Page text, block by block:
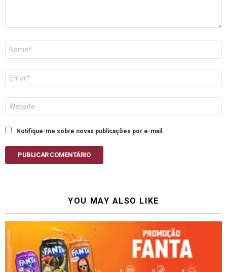
mail
Notifique-me sobre novas publicações por e-mail.
PUBLICAR COMENTÁRIO
YOU MAY ALSO LIKE